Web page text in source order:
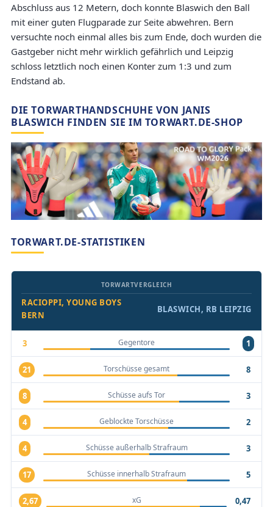
Abschluss aus 12 Metern, doch konnte Blaswich den Ball
mit einer guten Flugparade zur Seite abwehren. Bern
versuchte noch einmal alles bis zum Ende, doch wurden die
Gastgeber nicht mehr wirklich gefährlich und Leipzig
schloss letztlich noch einen Konter zum 1:3 und zum
Endstand ab.
DIE TORWARTHANDSCHUHE VON JANIS
BLASWICH FINDEN SIE IM TORWART.DE-SHOP
TORWART.DE-STATISTIKEN
RACIOPPI, YOUNG BOYS
BERN
TORWARTVERGLEICH
BLASWICH, RB LEIPZIG
3 Gegentore 1
21 Torschüsse gesamt 8
8 Schüsse aufs Tor 3
4 Geblockte Torschüsse 2
4 Schüsse außerhalb Strafraum 3
17 Schüsse innerhalb Strafraum 5
2,67 xG 0,47